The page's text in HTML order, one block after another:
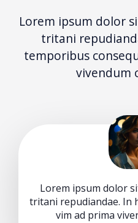
Lorem ipsum dolor
tritani
temporibus
vivendum
Lorem ipsum dolor
tritani repudiandae. In
vim ad prima